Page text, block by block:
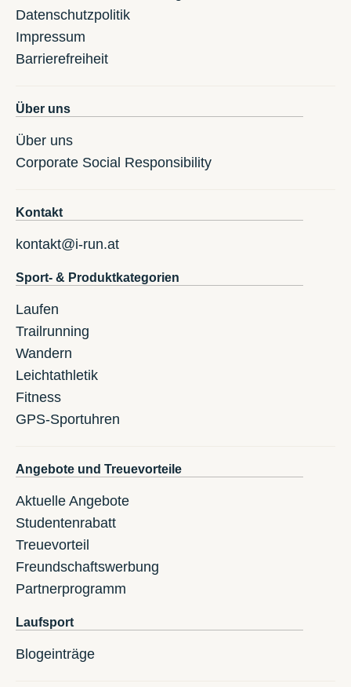
Datenschutzpolitik
Impressum
Barrierefreiheit
Über uns
Über uns
Corporate Social Responsibility
Kontakt
kontakt@i-run.at
Sport- & Produktkategorien
Laufen
Trailrunning
Wandern
Leichtathletik
Fitness
GPS-Sportuhren
Angebote und Treuevorteile
Aktuelle Angebote
Studentenrabatt
Treuevorteil
Freundschaftswerbung
Partnerprogramm
Laufsport
Blogeinträge